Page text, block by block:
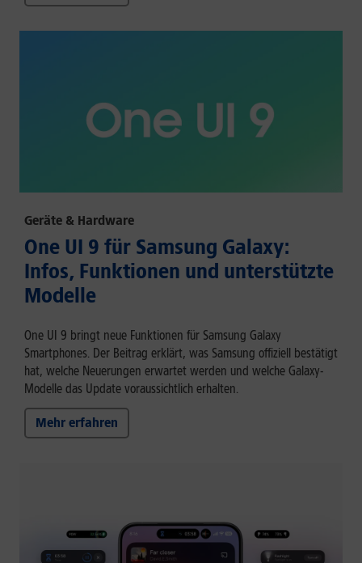
Geräte & Hardware
One UI 9 für Samsung Galaxy:
Infos, Funktionen und unterstützte
Modelle
One UI 9 bringt neue Funktionen für Samsung Galaxy
Smartphones. Der Beitrag erklärt, was Samsung offiziell bestätigt
hat, welche Neuerungen erwartet werden und welche Galaxy-
Modelle das Update voraussichtlich erhalten.
Mehr erfahren